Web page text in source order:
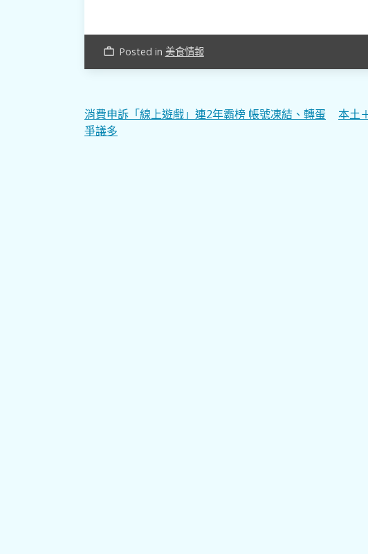
work_outline Posted in 美食情報
文
章
消費申訴「線上遊戲」連2年霸榜 帳號凍結、轉蛋
爭議多
本土